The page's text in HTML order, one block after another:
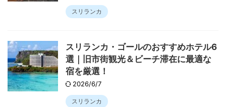
スリランカ
スリランカ・ゴールのおすすめホテル6
選｜旧市街観光＆ビーチ滞在に最適な
宿を厳選！
2026/6/7
スリランカ